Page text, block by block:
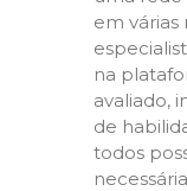
em várias
na
avaliado,
de
todos